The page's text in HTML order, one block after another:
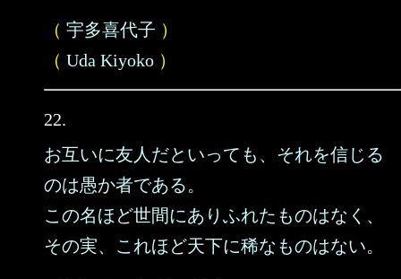
（ 宇多喜代子 ）
（ Uda Kiyoko ）
22.
お互いに友人だといっても、それを信じる
のは愚か者である。
この名ほど世間にありふれたものはなく、
その実、これほど天下に稀なものはない。